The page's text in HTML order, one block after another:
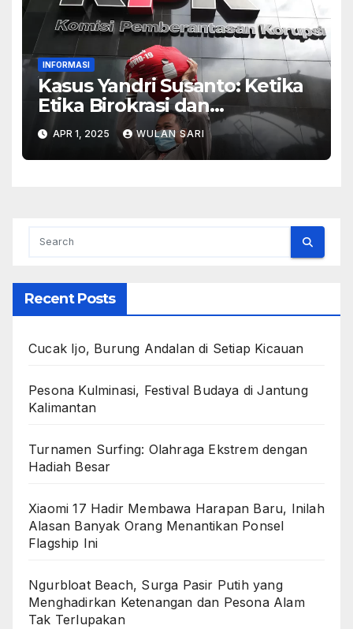
INFORMASI
Kasus Yandri Susanto: Ketika
Etika Birokrasi dan
Kepentingan Pribadi
Bertabrakan
APR 1, 2025 WULAN SARI
Recent Posts
Cucak Ijo, Burung Andalan di Setiap Kicauan
Pesona Kulminasi, Festival Budaya di Jantung
Kalimantan
Turnamen Surfing: Olahraga Ekstrem dengan
Hadiah Besar
Xiaomi 17 Hadir Membawa Harapan Baru, Inilah
Alasan Banyak Orang Menantikan Ponsel
Flagship Ini
Ngurbloat Beach, Surga Pasir Putih yang
Menghadirkan Ketenangan dan Pesona Alam
Tak Terlupakan